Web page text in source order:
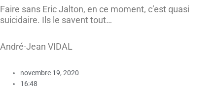
Faire sans Eric Jalton, en ce moment, c’est quasi
suicidaire. Ils le savent tout…
André-Jean VIDAL
novembre 19, 2020
16:48